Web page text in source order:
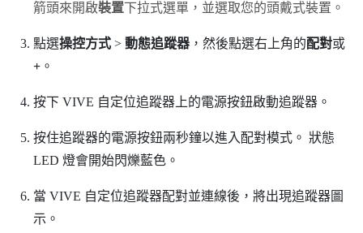
箭頭來開啟裝置下拉式選單，並選取您的頭戴式裝置。
點選操控方式> 動態追蹤器，然後點選右上角的配對或
+。
按下 VIVE 自定位追蹤器上的電源按鈕啟動追蹤器。
按住追蹤器的電源按鈕兩秒鐘以進入配對模式。 狀態
LED 燈會開始閃爍藍色。
當 VIVE 自定位追蹤器配對並連線後，將出現追蹤器圖
示。